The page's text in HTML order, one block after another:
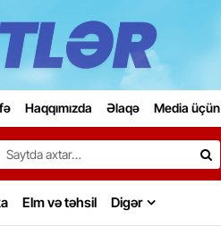
Haqqımızda Əlaqə Media üçün
Search…
Elm və təhsil Digər